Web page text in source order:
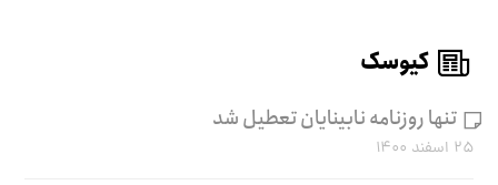
کیوسک
تنها روزنامه نابینایان تعطیل شد
۲۵ اسفند ۱۴۰۰